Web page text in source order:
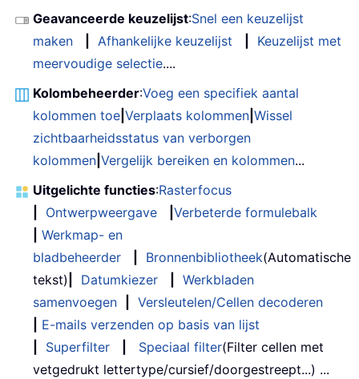
Geavanceerde keuzelijst:Snel een keuzelijst
maken
Afhankelijke keuzelijst
Keuzelijst met
meervoudige selectie....
Kolombeheerder:Voeg een specifiek aantal
kolommen toe Verplaats kolommen Wissel
zichtbaarheidsstatus van verborgen
kolommen Vergelijk bereiken en kolommen...
Uitgelichte functies:Rasterfocus
Ontwerpweergave
Verbeterde formulebalk
Werkmap- en
bladbeheerder
Bronnenbibliotheek(Automatische
tekst)
Datumkiezer
Werkbladen
samenvoegen
Versleutelen/Cellen decoderen
E-mails verzenden op basis van lijst
Superfilter Speciaal filter(Filter cellen met
vetgedrukt lettertype/cursief/doorgestreept...) ...